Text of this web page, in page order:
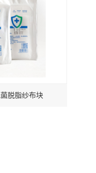
脱脂纱布块